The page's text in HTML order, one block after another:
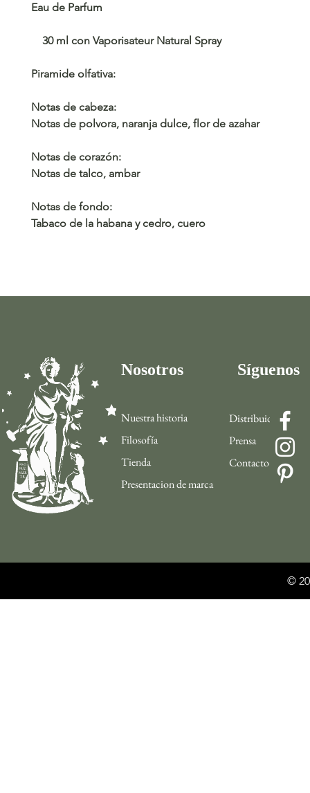
Eau de Parfum
30 ml con Vaporisateur Natural Spray
​Piramide olfativa:
Notas de cabeza:
Notas de polvora, naranja dulce, flor de azahar
Notas de corazón:
Notas de talco, ambar
Notas de fondo:
Tabaco de la habana y cedro, cuero
Nosotros
Nuestra historia
Filosofía
Tienda
Presentacion de marca
Distribuidor
Prensa
Contacto
Síguenos
©